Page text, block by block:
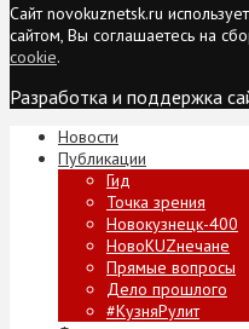
Сайт novokuznetsk.ru
сайтом, Вы соглашаетесь на
cookie.
Разработка и поддержка
Новости
Публикации
Гид
Точка зрения
Новокузнецк-400
НовоKUZнечане
Прямые вопросы
Дело прошлого
#КузняРулит